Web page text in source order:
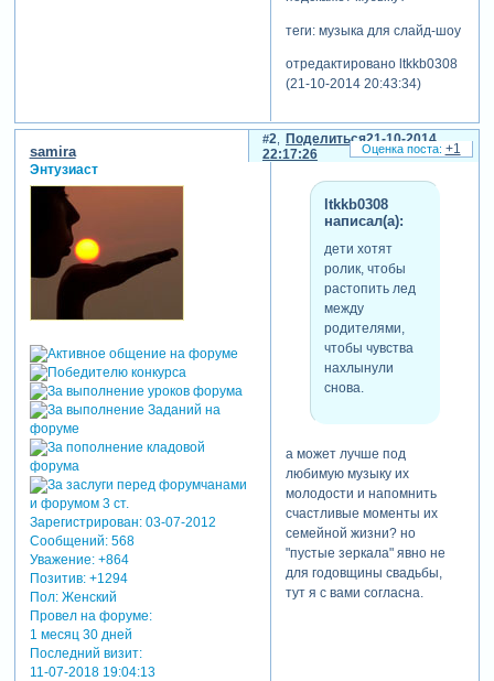
теги: музыка для слайд-шоу
отредактировано ltkkb0308
(21-10-2014 20:43:34)
Поделиться
2
21-10-2014
22:17:26
samira
Энтузиаст
Зарегистрирован: 03-07-2012
Сообщений:568
Уважение: +864
Позитив: +1294
Пол:Женский
Провел на форуме:
1 месяц 30 дней
Последний визит:
11-07-2018 19:04:13
ltkkb0308
написал(а):
дети хотят
ролик, чтобы
растопить лед
между
родителями,
чтобы чувства
нахлынули
снова.
а может лучше под
любимую музыку их
молодости и напомнить
счастливые моменты их
семейной жизни? но
"пустые зеркала" явно не
для годовщины свадьбы,
тут я с вами согласна.
+1